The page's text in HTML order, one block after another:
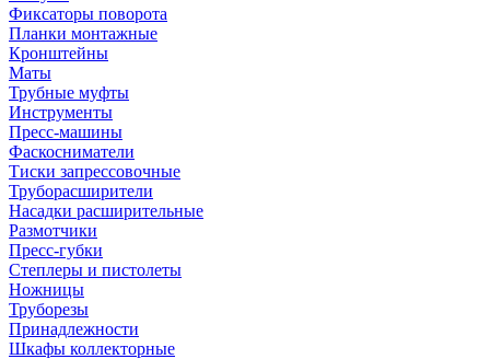
Фиксаторы поворота
Планки монтажные
Кронштейны
Маты
Трубные муфты
Инструменты
Пресс-машины
Фаскосниматели
Тиски запрессовочные
Труборасширители
Насадки расширительные
Размотчики
Пресс-губки
Степлеры и пистолеты
Ножницы
Труборезы
Принадлежности
Шкафы коллекторные